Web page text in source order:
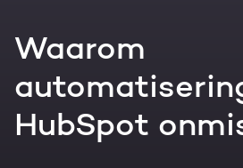
Membership portals
Growth-driven design
Waarom
HubSpot